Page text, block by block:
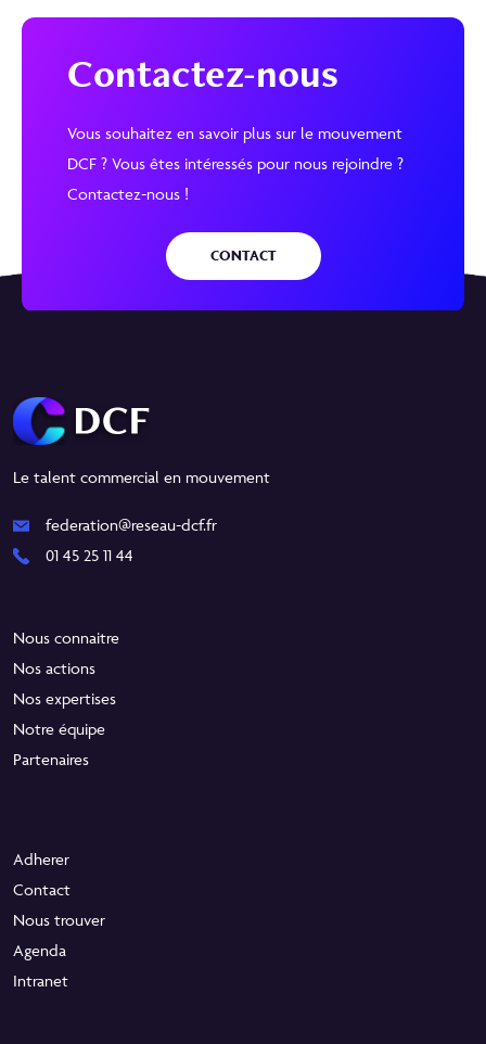
Contactez-nous
Vous souhaitez en savoir plus sur le mouvement
DCF ? Vous êtes intéressés pour nous rejoindre ?
Contactez-nous !
CONTACT
Le talent commercial en mouvement
federation@reseau-dcf.fr
01 45 25 11 44
Nous connaitre
Nos actions
Nos expertises
Notre équipe
Partenaires
Adherer
Contact
Nous trouver
Agenda
Intranet